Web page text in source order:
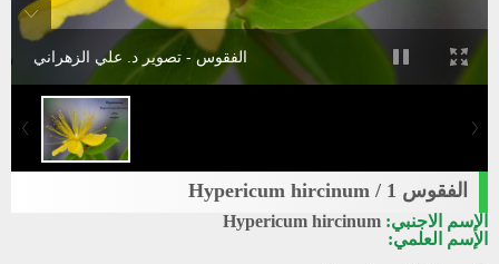
الفقوس - تصوير د. علي الزهراني
الفقوس 1 / Hypericum hircinum
الإسم الاجنبي: Hypericum hircinum
الإسم العلمي: